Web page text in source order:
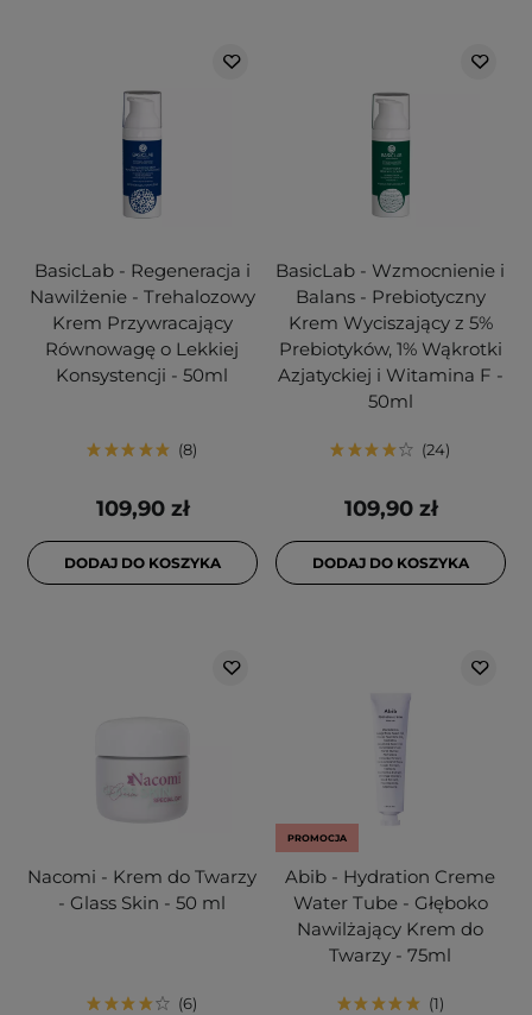
BasicLab - Regeneracja i
Nawilżenie - Trehalozowy
Krem Przywracający
Równowagę o Lekkiej
Konsystencji - 50ml
8
109,90 zł
DODAJ DO KOSZYKA
BasicLab - Wzmocnienie i
Balans - Prebiotyczny
Krem Wyciszający z 5%
Prebiotyków, 1% Wąkrotki
Azjatyckiej i Witamina F -
50ml
24
109,90 zł
DODAJ DO KOSZYKA
Nacomi - Krem do Twarzy
- Glass Skin - 50 ml
6
PROMOCJA
Abib - Hydration Creme
Water Tube - Głęboko
Nawilżający Krem do
Twarzy - 75ml
1